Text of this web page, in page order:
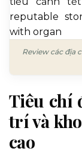
Review các địa
Tiêu chí
trí và
cao